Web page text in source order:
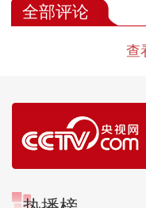
全部评论
查